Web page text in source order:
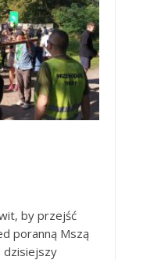
by przejść
poranną Mszą
dzisiejszy